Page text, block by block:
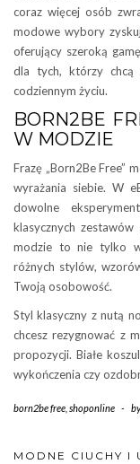
coraz więcej osób
modowe wybory
oferujący szeroką
dla tych, którzy chcą
codziennym życiu.
BORN2BE
W MODZIE
Frazę „Born2Be Free”
wyrażania siebie. W
dowolne
klasycznych
modzie to nie tylko
różnych stylów,
Twoją osobowość.
Styl klasyczny z nutą
chcesz rezygnować z
propozycji. Białe
wykończenia czy
born2be free shoponline -
MODNE CIUCHY I